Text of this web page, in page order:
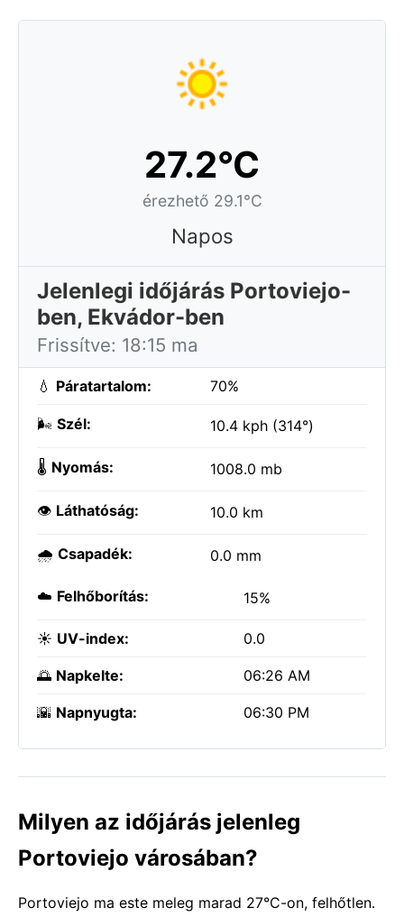
27.2°C
érezhető 29.1°C
Napos
Jelenlegi időjárás Portoviejo-
ben, Ekvádor-ben
Frissítve: 18:15 ma
💧 Páratartalom: 70%
🌬️ Szél: 10.4 kph (314°)
🌡️ Nyomás: 1008.0 mb
👁️ Láthatóság: 10.0 km
🌧️ Csapadék: 0.0 mm
☁️ Felhőborítás: 15%
☀️ UV-index: 0.0
🌅 Napkelte: 06:26 AM
🌇 Napnyugta: 06:30 PM
Milyen az időjárás jelenleg
Portoviejo városában?
Portoviejo ma este meleg marad 27°C-on, felhőtlen.